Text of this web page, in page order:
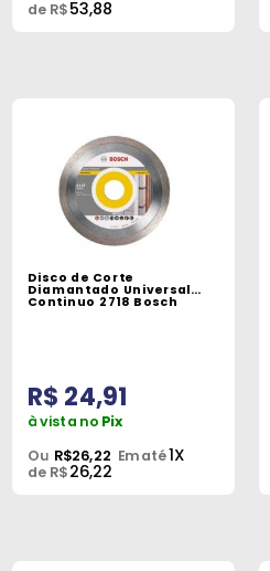
de R$53,88
Disco de Corte
Diamantado Universal
Continuo 2718 Bosch
R$ 24,91
à vista no Pix
Ou R$26,22 Em até1X
de R$26,22